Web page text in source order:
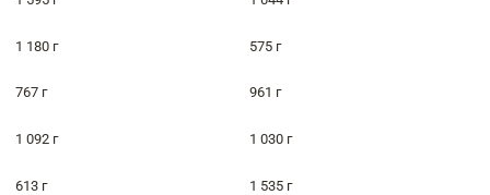
1 180 г 575 г
767 г 961 г
1 092 г 1 030 г
613 г 1 535 г